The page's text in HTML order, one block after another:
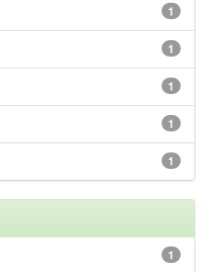
1
1
1
1
1
1